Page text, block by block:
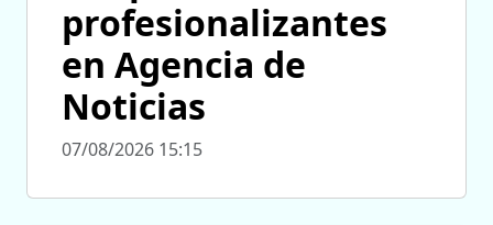
profesionalizantes
en Agencia de
Noticias
07/08/2026 15:15